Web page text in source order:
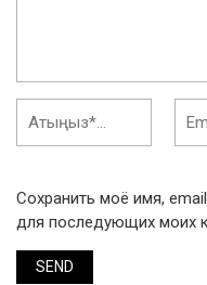
Сохранить моё имя,
для последующих моих